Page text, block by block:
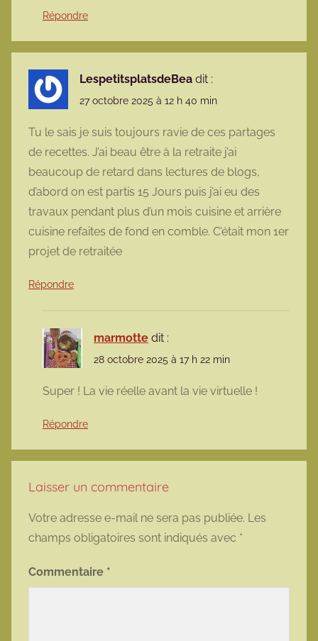
Répondre
LespetitsplatsdeBea dit :
27 octobre 2025 à 12 h 40 min
Tu le sais je suis toujours ravie de ces partages
de recettes. J’ai beau être à la retraite j’ai
beaucoup de retard dans lectures de blogs,
d’abord on est partis 15 Jours puis j’ai eu des
travaux pendant plus d’un mois cuisine et arrière
cuisine refaites de fond en comble. C’était mon 1er
projet de retraitée
Répondre
marmotte dit :
28 octobre 2025 à 17 h 22 min
Super ! La vie réelle avant la vie virtuelle !
Répondre
Laisser un commentaire
Votre adresse e-mail ne sera pas publiée. Les
champs obligatoires sont indiqués avec *
Commentaire *